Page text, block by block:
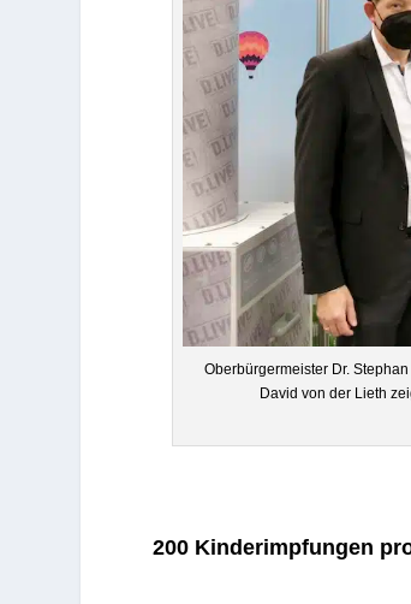
Ober­bür­ger­meis­ter Dr.
David von der Lieth
200 Kin­der­imp­fun­gen